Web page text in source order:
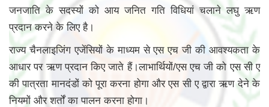
जनजाति के सदस्यों को आय जनित गति विधियां चलाने लघु ऋण
प्रदान करने के लिए है।
राज्य चैनलाइजिंग एजेंसियों के माध्यम से एस एच जी की आवश्यकता के
आधार पर ऋण प्रदान किए जाते हैं।लाभार्थियों/एस एच जी को एस सी ए
की पात्रता मानदंडों को पूरा करना होगा और एस सी ए द्वारा ऋण देने के
नियमों और शर्तों का पालन करना होगा।